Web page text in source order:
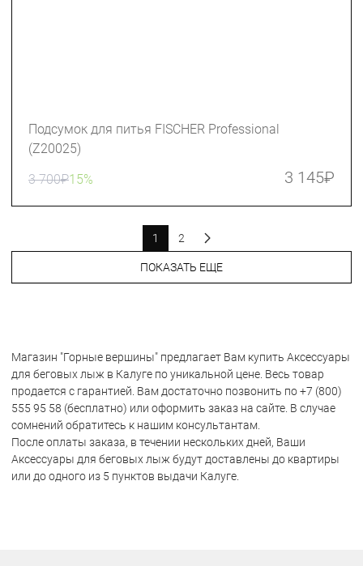
Подсумок для питья FISCHER Professional
(Z20025)
3 700₽15% 3 145₽
ПОКАЗАТЬ ЕЩЕ
1 2
Магазин "Горные вершины" предлагает Вам купить Аксессуары
для беговых лыж в Калуге по уникальной цене. Весь товар
продается с гарантией. Вам достаточно позвонить по +7 (800)
555 95 58 (бесплатно) или оформить заказ на сайте. В случае
сомнений обратитесь к нашим консультантам.
После оплаты заказа, в течении нескольких дней, Ваши
Аксессуары для беговых лыж будут доставлены до квартиры
или до одного из 5 пунктов выдачи Калуге.